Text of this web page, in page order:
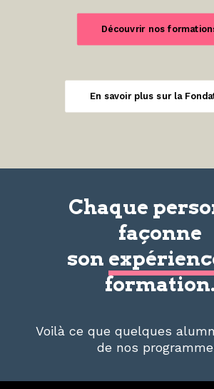
Découvrir nos
En savoir plus sur la
Chaque
façonne
son
formation.
Voilà ce que quelques
de nos